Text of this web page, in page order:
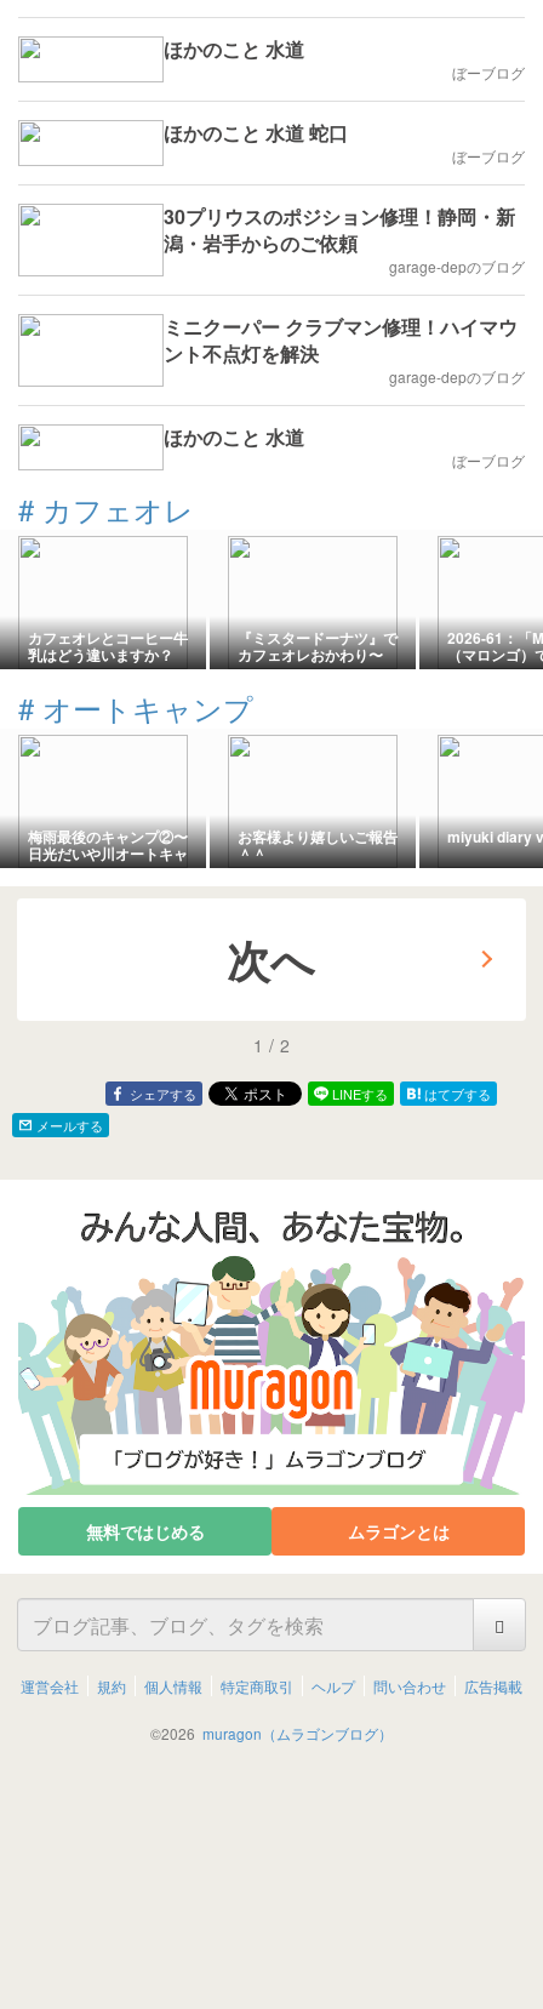
ほかのこと 水道
ぼーブログ
ほかのこと 水道 蛇口
ぼーブログ
30プリウスのポジション修理！静岡・新
潟・岩手からのご依頼
garage-depのブログ
ミニクーパー クラブマン修理！ハイマウ
ント不点灯を解決
garage-depのブログ
ほかのこと 水道
ぼーブログ
# カフェオレ
カフェオレとコーヒー牛
乳はどう違いますか？
『ミスタードーナツ』で
カフェオレおかわり〜
(o^^o)
2026-61：「
（マロンゴ）
レを
# オートキャンプ
梅雨最後のキャンプ②〜
日光だいや川オートキャ
ンプ場〜
お客様より嬉しいご報告
＾＾
miyuki diary
次へ
1 / 2
シェアする LINEする
はてブする
メールする
無料ではじめる ムラゴンとは
運営会社 規約 個人情報 特定商取引 ヘルプ 問い合わせ 広告掲載
©2026 muragon（ムラゴンブログ）